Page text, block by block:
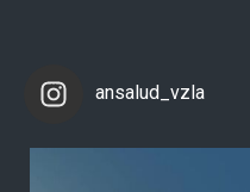
ansalud_vzla